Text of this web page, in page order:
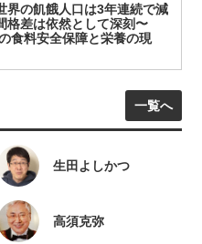
界の飢餓人口は3年連続で減
格差は依然として深刻〜
食料安全保障と栄養の現
一覧へ
生田よしかつ
高須克弥